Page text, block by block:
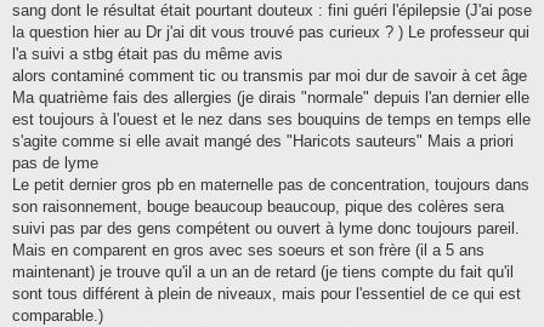
sang dont le résultat était pourtant douteux : fini guéri l'épilepsie (J'ai pose
la question hier au Dr j'ai dit vous trouvé pas curieux ? ) Le professeur qui
l'a suivi a stbg était pas du même avis
alors contaminé comment tic ou transmis par moi dur de savoir à cet âge
Ma quatrième fais des allergies (je dirais "normale" depuis l'an dernier elle
est toujours à l'ouest et le nez dans ses bouquins de temps en temps elle
s'agite comme si elle avait mangé des "Haricots sauteurs" Mais a priori
pas de lyme
Le petit dernier gros pb en maternelle pas de concentration, toujours dans
son raisonnement, bouge beaucoup beaucoup, pique des colères sera
suivi pas par des gens compétent ou ouvert à lyme donc toujours pareil.
Mais en comparent en gros avec ses soeurs et son frère (il a 5 ans
maintenant) je trouve qu'il a un an de retard (je tiens compte du fait qu'il
sont tous différent à plein de niveaux, mais pour l'essentiel de ce qui est
comparable.)